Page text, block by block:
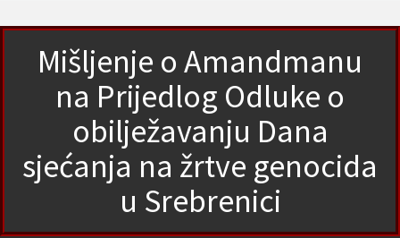
Mišljenje o Amandmanu
na Prijedlog Odluke o
obilježavanju Dana
sjećanja na žrtve genocida
u Srebrenici